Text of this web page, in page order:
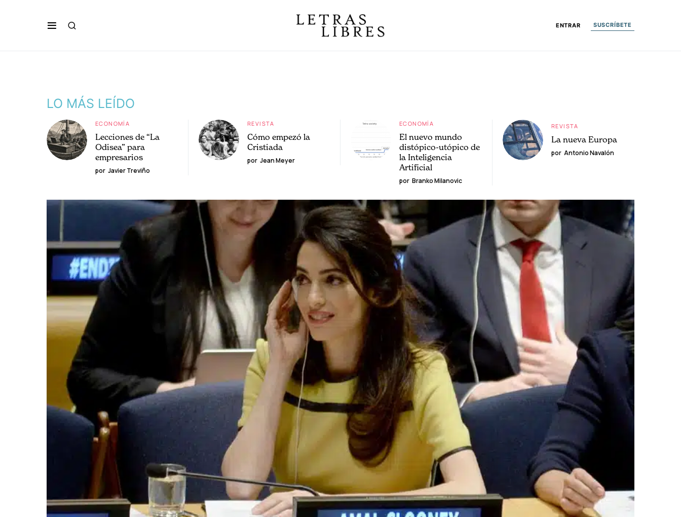
ENTRAR SUSCRÍBETE
LO MÁS LEÍDO
ECONOMÍA
Lecciones de “La
Odisea” para
empresarios
por Javier Treviño
REVISTA
Cómo empezó la
Cristiada
por Jean Meyer
ECONOMÍA
El nuevo mundo
distópico-utópico de
la Inteligencia
Artificial
por Branko Milanovic
REVISTA
La nueva Europa
por Antonio Navalón